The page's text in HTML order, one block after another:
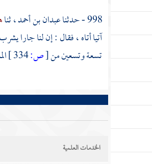
998 - حدثنا
عبدان بن أحمد، ثنا
آتيا أتاه ، فقال : إن لنا جارا
تسعة وتسعين من[ص:
الخدمات العلمية